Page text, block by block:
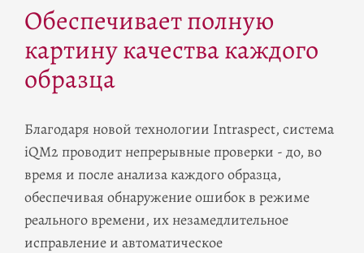
Обеспечивает полную
картину качества каждого
образца
Благодаря новой технологии Intraspect, система
iQM2 проводит непрерывные проверки - до, во
время и после анализа каждого образца,
обеспечивая обнаружение ошибок в режиме
реального времени, их незамедлительное
исправление и автоматическое